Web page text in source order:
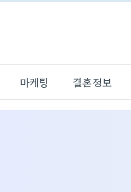
마케팅 결혼정보